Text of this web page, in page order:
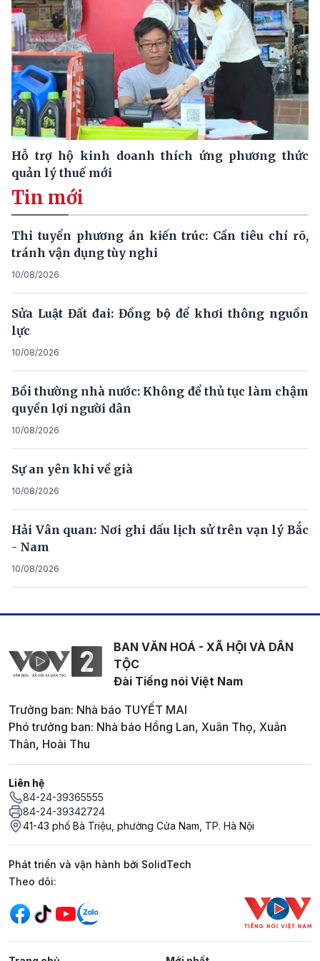
Hỗ trợ hộ kinh doanh thích ứng phương thức
quản lý thuế mới
Tin mới
Thi tuyển phương án kiến trúc: Cần tiêu chí rõ,
tránh vận dụng tùy nghi
10/08/2026
Sửa Luật Đất đai: Đồng bộ để khơi thông nguồn
lực
10/08/2026
Bồi thường nhà nước: Không để thủ tục làm chậm
quyền lợi người dân
10/08/2026
Sự an yên khi về già
10/08/2026
Hải Vân quan: Nơi ghi dấu lịch sử trên vạn lý Bắc
- Nam
10/08/2026
BAN VĂN HOÁ - XÃ HỘI VÀ DÂN
TỘC
Đài Tiếng nói Việt Nam
Trưởng ban: Nhà báo TUYẾT MAI
Phó trưởng ban: Nhà báo Hồng Lan, Xuân Thọ, Xuân
Thân, Hoài Thu
Liên hệ
84-24-39365555
84-24-39342724
41-43 phố Bà Triệu, phường Cửa Nam, TP. Hà Nội
Phát triển và vận hành bởi SolidTech
Mạng xã hội
Theo dõi: